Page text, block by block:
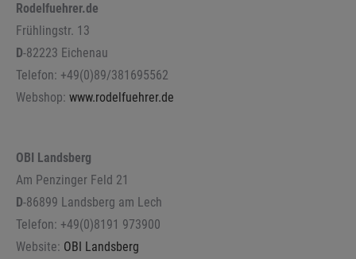
Rodelfuehrer.de
Frühlingstr. 13
D-82223 Eichenau
Telefon: +49(0)89/381695562
Webshop: www.rodelfuehrer.de
OBI Landsberg
Am Penzinger Feld 21
D-86899 Landsberg am Lech
Telefon: +49(0)8191 973900
Website: OBI Landsberg